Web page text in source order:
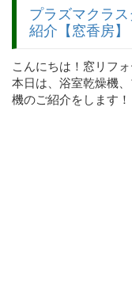
プラズマクラ
紹介【窓香房】
こんにちは！窓リフ
本日は、浴室乾燥機
機のご紹介をします！